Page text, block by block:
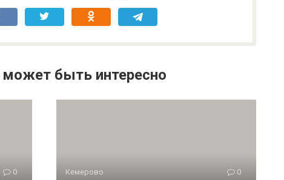
быть интересно
0 Кемерово 0